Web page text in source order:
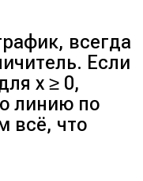
всегда
Если
x ≥ 0,
линию по
всё, что